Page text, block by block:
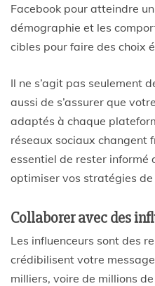
Facebook pour atteindre
démographie et les
cibles pour faire des choix
Il ne s’agit pas seulement
aussi de s’assurer que
adaptés à chaque
réseaux sociaux changent
essentiel de rester informé
optimiser vos stratégies de
Collaborer avec des
Les influenceurs sont des
crédibilisent votre
milliers, voire de millions